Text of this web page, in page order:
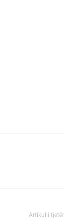
Artikulli tjetër